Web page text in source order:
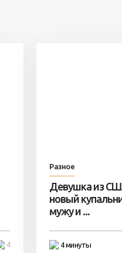
4
Разное
Девушка из
новый
мужу и ...
4 минуты